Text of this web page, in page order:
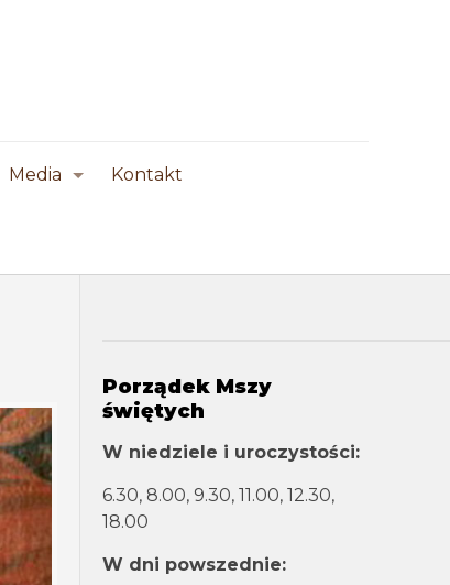
Media Kontakt
Porządek Mszy
świętych
W niedziele i uroczystości:
6.30, 8.00, 9.30, 11.00, 12.30,
18.00
W dni powszednie: